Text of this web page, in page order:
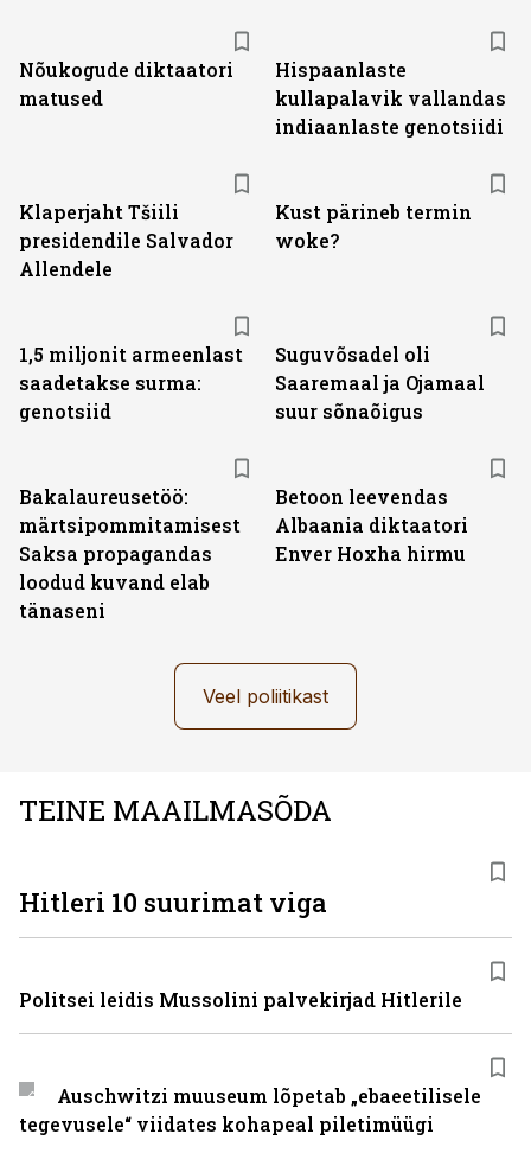
Nõukogude diktaatori
matused
Hispaanlaste
kullapalavik vallandas
indiaanlaste genotsiidi
Klaperjaht Tšiili
presidendile Salvador
Allendele
Kust pärineb termin
woke?
1,5 miljonit armeenlast
saadetakse surma:
genotsiid
Suguvõsadel oli
Saaremaal ja Ojamaal
suur sõnaõigus
Bakalaureusetöö:
märtsipommitamisest
Saksa propagandas
loodud kuvand elab
tänaseni
Betoon leevendas
Albaania diktaatori
Enver Hoxha hirmu
Veel poliitikast
TEINE MAAILMASÕDA
Hitleri 10 suurimat viga
Politsei leidis Mussolini palvekirjad Hitlerile
Auschwitzi muuseum lõpetab „ebaeetilisele
tegevusele“ viidates kohapeal piletimüügi